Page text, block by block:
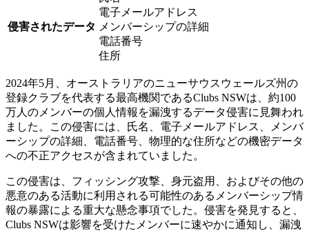
侵害されたデータ
電子メールアドレス
メンバーシップの詳細
電話番号
住所
2024年5月、オーストラリアのニューサウスウェールズ州の
登録クラブを代表する最高機関であるClubs NSWは、約100
万人のメンバーの個人情報を漏洩するデータ侵害に見舞われ
ました。この侵害には、氏名、電子メールアドレス、メンバ
ーシップの詳細、電話番号、物理的な住所などの機密データ
への不正アクセスが含まれていました。
この侵害は、フィッシング攻撃、身元盗用、およびその他の
悪意のある活動に利用される可能性のあるメンバーシップ情
報の暴露による重大な懸念事項でした。侵害を発見すると、
Clubs NSWは影響を受けたメンバーに速やかに通知し、漏洩